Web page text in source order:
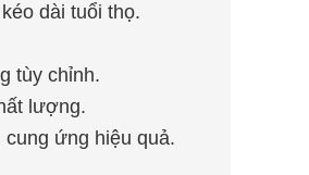
dài tuổi thọ.
tùy chỉnh.
lượng.
ứng hiệu quả.